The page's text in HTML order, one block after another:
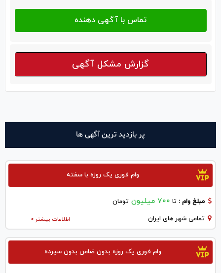
گزارش مشکل آگهی
پر بازدید ترین آگهی ها
وام فوری یک روزه با سفته
مبلغ وام : تا 700 میلیون تومان
اطلاعات بیشتر > تمامی شهر های ایران
وام فوری یک روزه بدون ضامن بدون سپرده